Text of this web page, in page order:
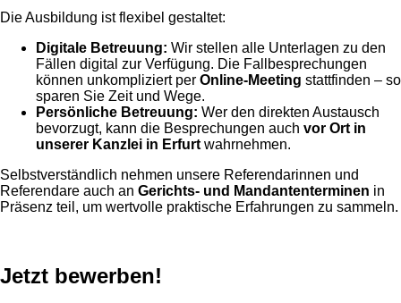
Die Ausbildung ist flexibel gestaltet:
Digitale Betreuung: Wir stellen alle Unterlagen zu den
Fällen digital zur Verfügung. Die Fallbesprechungen
können unkompliziert per Online-Meeting stattfinden – so
sparen Sie Zeit und Wege.
Persönliche Betreuung: Wer den direkten Austausch
bevorzugt, kann die Besprechungen auch vor Ort in
unserer Kanzlei in Erfurtwahrnehmen.
Selbstverständlich nehmen unsere Referendarinnen und
Referendare auch an Gerichts- und Mandantenterminen in
Präsenz teil, um wertvolle praktische Erfahrungen zu sammeln.
Jetzt bewerben!